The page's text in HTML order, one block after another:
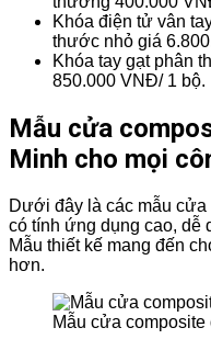
Khóa điện tử vân
thước nhỏ giá
Khóa tay gạt phân
850.000 VNĐ/ 1 bộ.
Mẫu cửa
Minh cho mọi
Dưới đây là các mẫu
có tính ứng dụng cao, dễ
Mẫu thiết kế mang đến
hơn.
Mẫu cửa